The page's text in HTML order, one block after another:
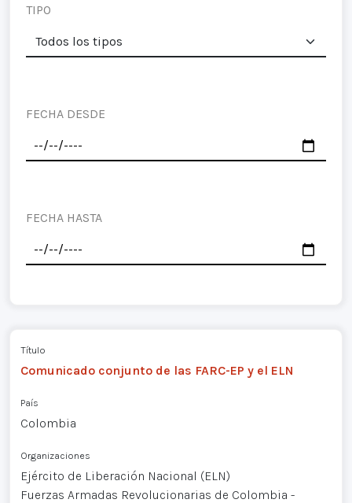
TIPO
FECHA DESDE
FECHA HASTA
Título
Comunicado conjunto de las FARC-EP y el ELN
País
Colombia
Organizaciones
Ejército de Liberación Nacional (ELN)
Fuerzas Armadas Revolucionarias de Colombia -